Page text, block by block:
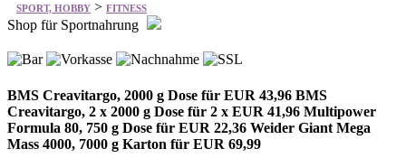
SPORT, HOBBY > FITNESS
Shop für Sportnahrung
BMS Creavitargo, 2000 g Dose für EUR 43,96 BMS
Creavitargo, 2 x 2000 g Dose für 2 x EUR 41,96 Multipower
Formula 80, 750 g Dose für EUR 22,36 Weider Giant Mega
Mass 4000, 7000 g Karton für EUR 69,99